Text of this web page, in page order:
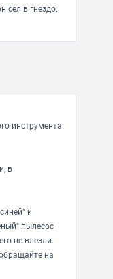
сел в гнездо.
инструмента.
в
и
пылесос
не влезли.
на